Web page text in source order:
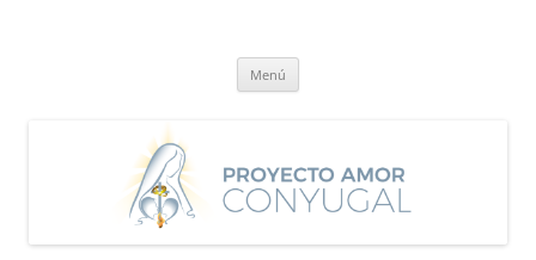
Menú